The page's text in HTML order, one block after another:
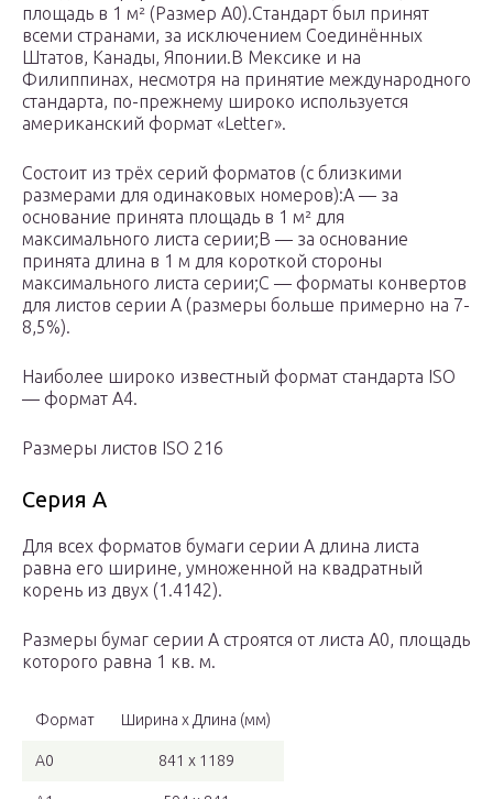
площадь в 1 м² (Размер А0).Стандарт был принят
всеми странами, за исключением Соединённых
Штатов, Канады, Японии.В Мексике и на
Филиппинах, несмотря на принятие международного
стандарта, по-прежнему широко используется
американский формат «Letter».
Состоит из трёх серий форматов (с близкими
размерами для одинаковых номеров):А — за
основание принята площадь в 1 м² для
максимального листа серии;В — за основание
принята длина в 1 м для короткой стороны
максимального листа серии;С — форматы конвертов
для листов серии А (размеры больше примерно на 7-
8,5%).
Наиболее широко известный формат стандарта ISO
— формат A4.
Размеры листов ISO 216
Серия A
Для всех форматов бумаги серии A длина листа
равна его ширине, умноженной на квадратный
корень из двух (1.4142).
Размеры бумаг серии A строятся от листа A0, площадь
которого равна 1 кв. м.
Формат Ширина x Длина (мм)
A0 841 x 1189